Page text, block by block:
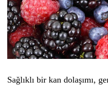
Sağlıklı bir kan dolaşımı,